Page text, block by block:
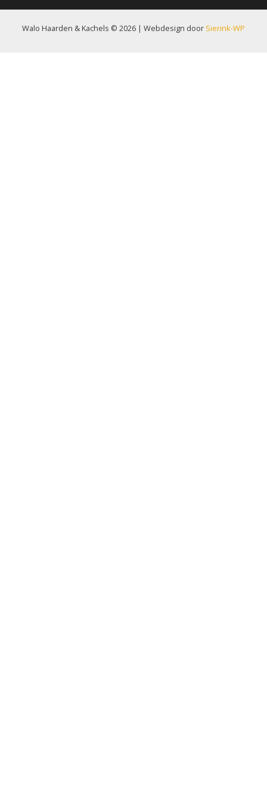
Walo Haarden & Kachels © 2026 | Webdesign door Sierink-WP